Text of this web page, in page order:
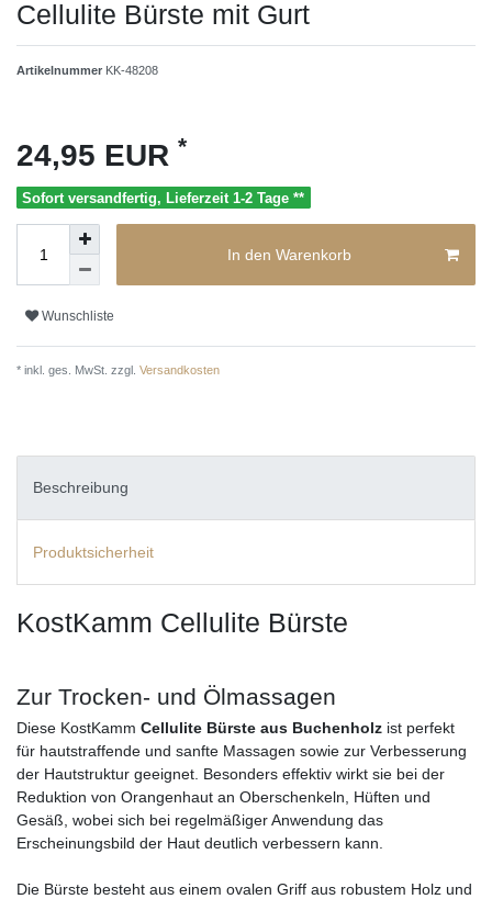
Cellulite Bürste mit Gurt
Artikelnummer KK-48208
24,95 EUR *
Sofort versandfertig, Lieferzeit 1-2 Tage **
In den Warenkorb
Wunschliste
* inkl. ges. MwSt. zzgl. Versandkosten
Beschreibung
Produktsicherheit
KostKamm Cellulite Bürste
Zur Trocken- und Ölmassagen
Diese KostKamm Cellulite Bürste aus Buchenholz ist perfekt
für hautstraffende und sanfte Massagen sowie zur Verbesserung
der Hautstruktur geeignet. Besonders effektiv wirkt sie bei der
Reduktion von Orangenhaut an Oberschenkeln, Hüften und
Gesäß, wobei sich bei regelmäßiger Anwendung das
Erscheinungsbild der Haut deutlich verbessern kann.
Die Bürste besteht aus einem ovalen Griff aus robustem Holz und